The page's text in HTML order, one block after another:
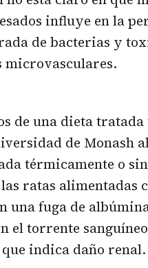
influye en la
de bacterias y
microvasculares.
de una dieta
de Monash
térmicamente o
ratas alimentadas
una fuga de
el torrente
indica daño renal.